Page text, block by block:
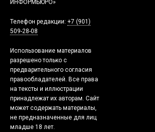
ИНФОРМБЮРО»
Телефон редакции: +7 (901)
509-28-08
Использование материалов
разрешено только с
предварительного согласия
правообладателей. Все права
на тексты и иллюстрации
принадлежат их авторам. Сайт
может содержать материалы,
не предназначенные для лиц
младше 18 лет.